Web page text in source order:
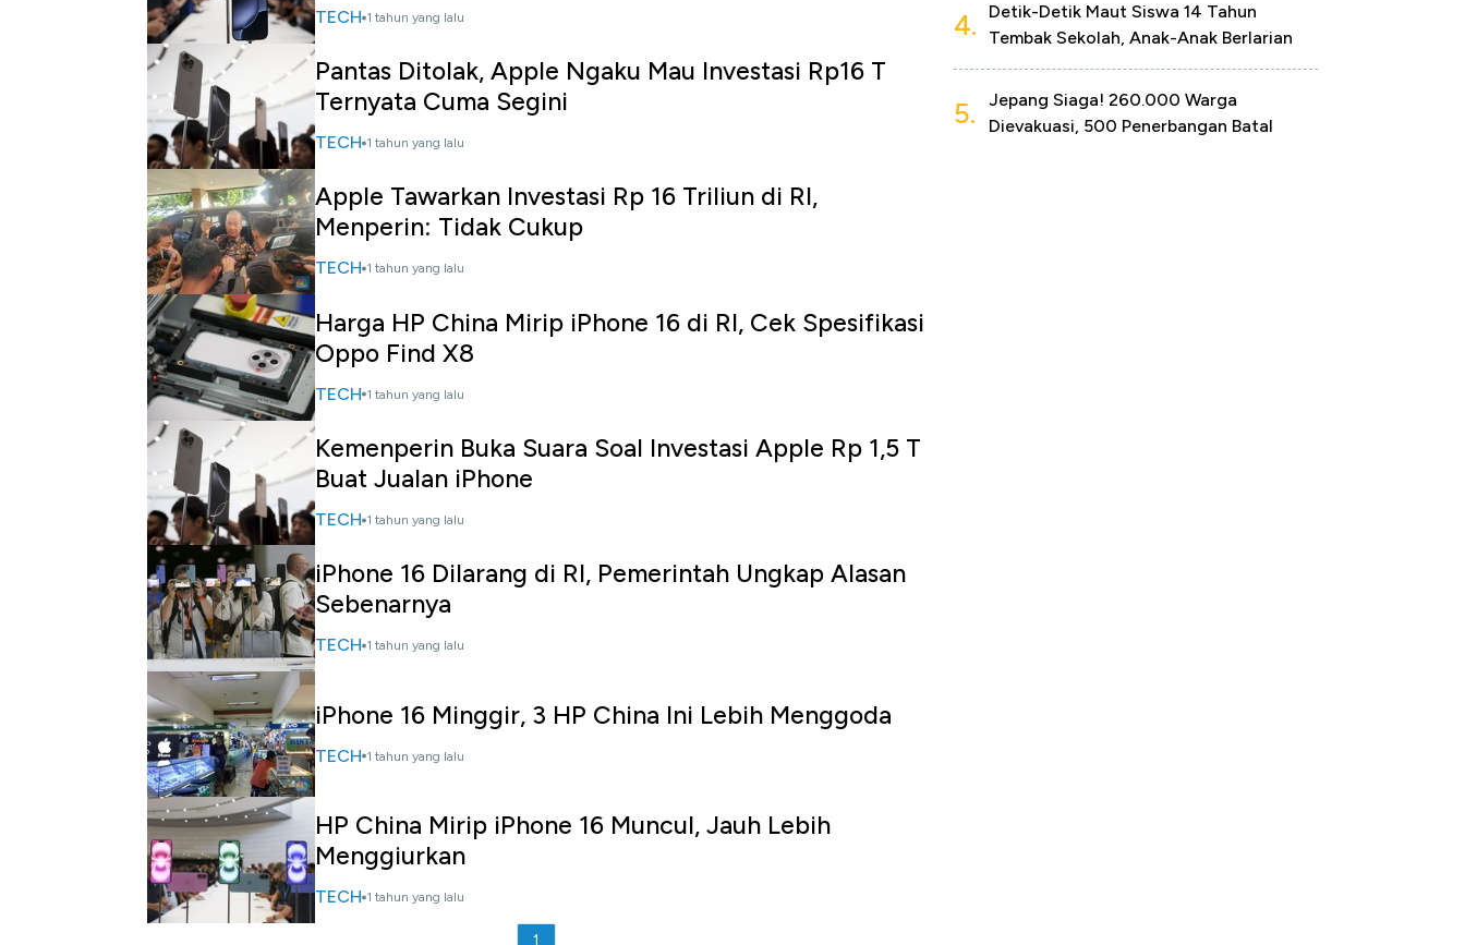
TECH 1 tahun yang lalu
Pantas Ditolak, Apple Ngaku Mau Investasi Rp16 T
Ternyata Cuma Segini
TECH 1 tahun yang lalu
Apple Tawarkan Investasi Rp 16 Triliun di RI,
Menperin: Tidak Cukup
TECH 1 tahun yang lalu
Harga HP China Mirip iPhone 16 di RI, Cek Spesifikasi
Oppo Find X8
TECH 1 tahun yang lalu
Kemenperin Buka Suara Soal Investasi Apple Rp 1,5 T
Buat Jualan iPhone
TECH 1 tahun yang lalu
iPhone 16 Dilarang di RI, Pemerintah Ungkap Alasan
Sebenarnya
TECH 1 tahun yang lalu
iPhone 16 Minggir, 3 HP China Ini Lebih Menggoda
TECH 1 tahun yang lalu
HP China Mirip iPhone 16 Muncul, Jauh Lebih
Menggiurkan
TECH 1 tahun yang lalu
1
4.
Detik-Detik Maut Siswa 14 Tahun
Tembak Sekolah, Anak-Anak Berlarian
5.
Jepang Siaga! 260.000 Warga
Dievakuasi, 500 Penerbangan Batal